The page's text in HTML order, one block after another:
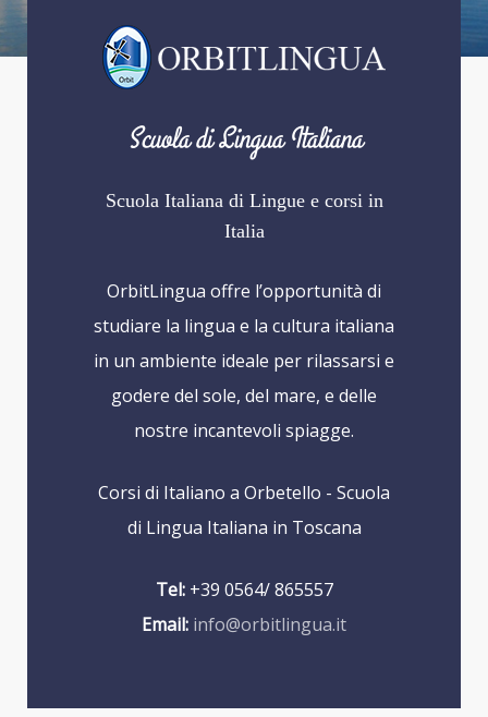
Scuola di Lingua Italiana
Scuola Italiana di Lingue e corsi in
Italia
OrbitLingua offre l’opportunità di
studiare la lingua e la cultura italiana
in un ambiente ideale per rilassarsi e
godere del sole, del mare, e delle
nostre incantevoli spiagge.
Corsi di Italiano a Orbetello - Scuola
di Lingua Italiana in Toscana
Tel:+39 0564/ 865557
Email: info@orbitlingua.it